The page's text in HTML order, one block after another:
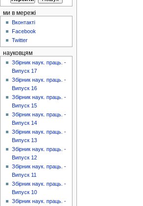
ми в мережі
Вконтакті
Facebook
Twitter
науковцям
Збірник наук. праць. -
Випуск 17
Збірник наук. праць. -
Випуск 16
Збірник наук. праць. -
Випуск 15
Збірник наук. праць. -
Випуск 14
Збірник наук. праць. -
Випуск 13
Збірник наук. праць. -
Випуск 12
Збірник наук. праць. -
Випуск 11
Збірник наук. праць. -
Випуск 10
Збірник наук. праць. -